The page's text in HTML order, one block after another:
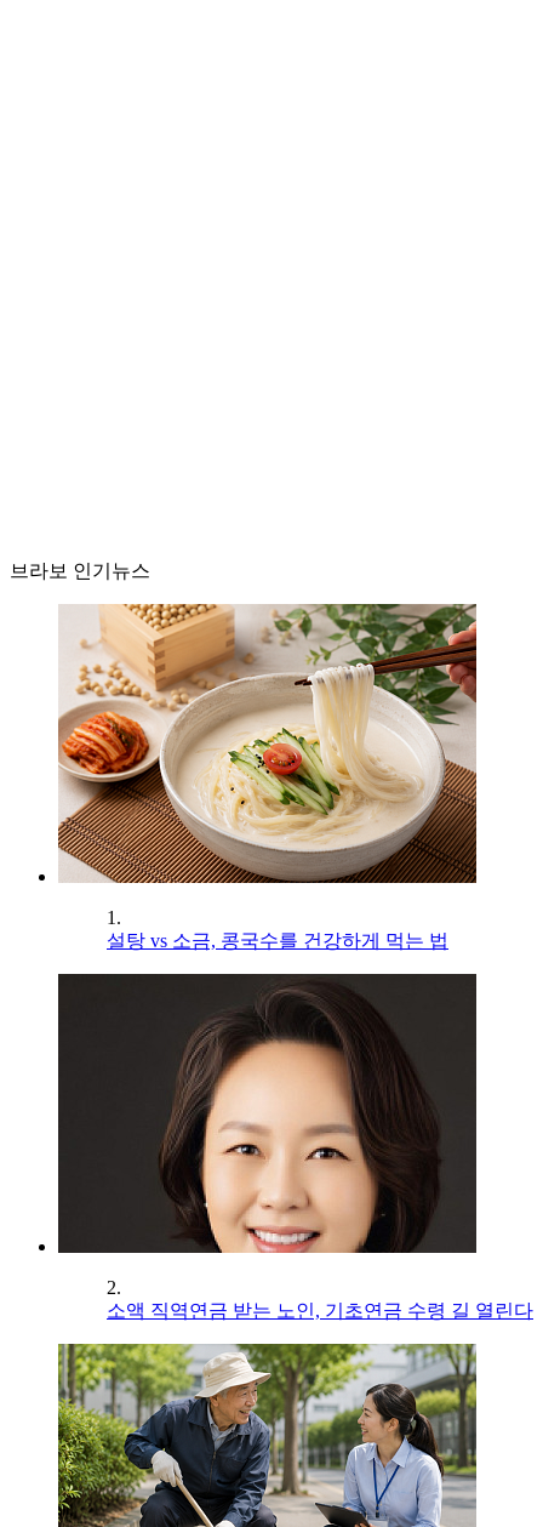
브라보 인기뉴스
1.
설탕 vs 소금, 콩국수를 건강하게 먹는 법
2.
소액 직역연금 받는 노인, 기초연금 수령 길 열린다